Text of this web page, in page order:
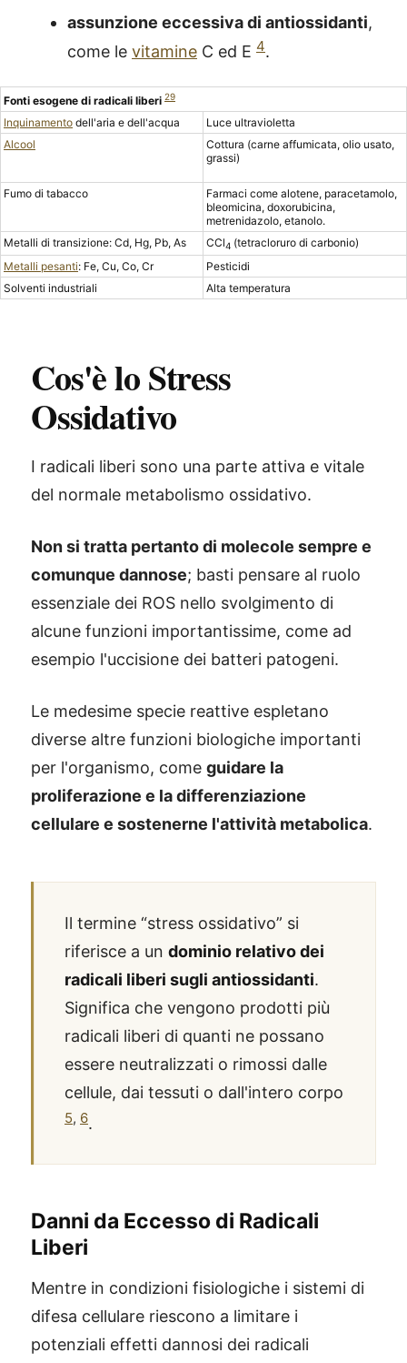
assunzione eccessiva di antiossidanti,
come le vitamine C ed E 4.
Fonti esogene di radicali liberi 29
Inquinamento dell'aria e dell'acqua
Luce ultravioletta
Alcool
Cottura (carne affumicata, olio usato,
grassi)
Fumo di tabacco
Farmaci come alotene, paracetamolo,
bleomicina, doxorubicina,
metrenidazolo, etanolo.
Metalli di transizione: Cd, Hg, Pb, As
CCl4 (tetracloruro di carbonio)
Metalli pesanti: Fe, Cu, Co, Cr
Pesticidi
Solventi industriali
Alta temperatura
Cos'è lo Stress
Ossidativo
I radicali liberi sono una parte attiva e vitale
del normale metabolismo ossidativo.
Non si tratta pertanto di molecole sempre e
comunque dannose; basti pensare al ruolo
essenziale dei ROS nello svolgimento di
alcune funzioni importantissime, come ad
esempio l'uccisione dei batteri patogeni.
Le medesime specie reattive espletano
diverse altre funzioni biologiche importanti
per l'organismo, come guidare la
proliferazione e la differenziazione
cellulare e sostenerne l'attività metabolica.
Il termine “stress ossidativo” si
riferisce a un dominio relativo dei
radicali liberi sugli antiossidanti.
Significa che vengono prodotti più
radicali liberi di quanti ne possano
essere neutralizzati o rimossi dalle
cellule, dai tessuti o dall'intero corpo
5, 6.
Danni da Eccesso di Radicali
Liberi
Mentre in condizioni fisiologiche i sistemi di
difesa cellulare riescono a limitare i
potenziali effetti dannosi dei radicali